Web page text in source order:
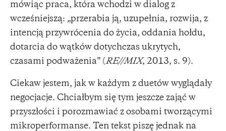
mówiąc praca, która wchodzi w dialog z
wcześniejszą: „przerabia ją, uzupełnia, rozwija, z
intencją przywrócenia do życia, oddania hołdu,
dotarcia do wątków dotychczas ukrytych,
czasami podważenia” (RE//MIX, 2013, s. 9).
Ciekaw jestem, jak w każdym z duetów wyglądały
negocjacje. Chciałbym się tym jeszcze zająć w
przyszłości i porozmawiać z osobami tworzącymi
mikroperformanse. Ten tekst piszę jednak na